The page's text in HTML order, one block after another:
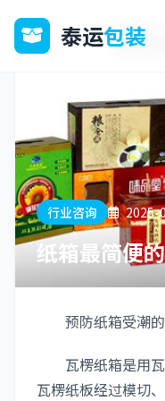
泰运包装
行业咨询 2025-
纸箱最简便
预防纸箱受潮的
瓦楞纸箱是用瓦
瓦楞纸板经过模切